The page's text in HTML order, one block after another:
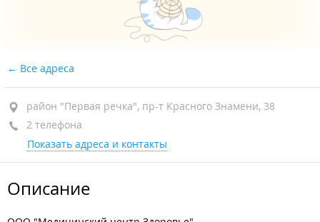
Все адреса
район "Первая речка", пр-т Красного Знамени, 38
2 телефона
Показать адреса и контакты
Описание